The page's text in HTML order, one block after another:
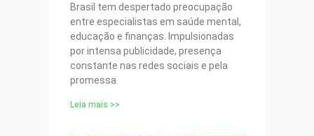
Brasil tem despertado preocupação
entre especialistas em saúde mental,
educação e finanças. Impulsionadas
por intensa publicidade, presença
constante nas redes sociais e pela
promessa
Leia mais >>